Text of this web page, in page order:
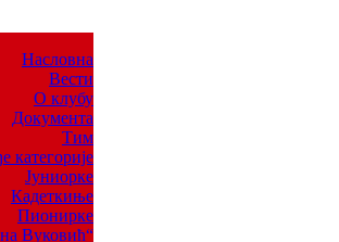
Насловна
Вести
О клубу
Документа
Тим
категорије
Јуниорке
Кадеткиње
Пионирке
Вуковић“